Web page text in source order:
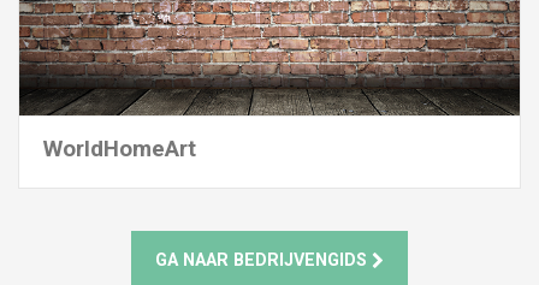
WorldHomeArt
GA NAAR BEDRIJVENGIDS